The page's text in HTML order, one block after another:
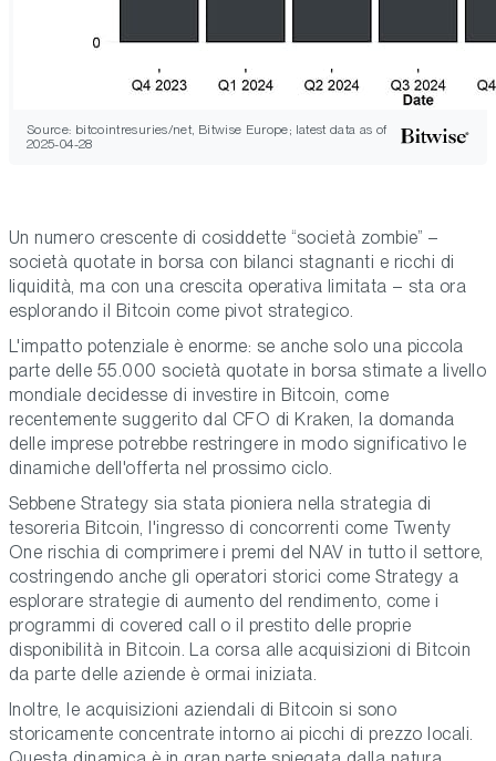
Source: bitcointresuries/net, Bitwise Europe; latest data as of
2025-04-28
Un numero crescente di cosiddette “società zombie” –
società quotate in borsa con bilanci stagnanti e ricchi di
liquidità, ma con una crescita operativa limitata – sta ora
esplorando il Bitcoin come pivot strategico.
L'impatto potenziale è enorme: se anche solo una piccola
parte delle 55.000 società quotate in borsa stimate a livello
mondiale decidesse di investire in Bitcoin, come
recentemente suggerito dal CFO di Kraken, la domanda
delle imprese potrebbe restringere in modo significativo le
dinamiche dell'offerta nel prossimo ciclo.
Sebbene Strategy sia stata pioniera nella strategia di
tesoreria Bitcoin, l'ingresso di concorrenti come Twenty
One rischia di comprimere i premi del NAV in tutto il settore,
costringendo anche gli operatori storici come Strategy a
esplorare strategie di aumento del rendimento, come i
programmi di covered call o il prestito delle proprie
disponibilità in Bitcoin. La corsa alle acquisizioni di Bitcoin
da parte delle aziende è ormai iniziata.
Inoltre, le acquisizioni aziendali di Bitcoin si sono
storicamente concentrate intorno ai picchi di prezzo locali.